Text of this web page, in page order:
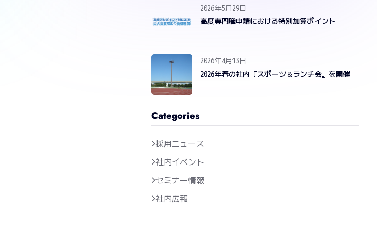
2026年5月29日
高度専門職申請における特別加算ポイント
2026年4月13日
2026年春の社内『スポーツ＆ランチ会』を開催
Categories
採用ニュース
社内イベント
セミナー情報
社内広報